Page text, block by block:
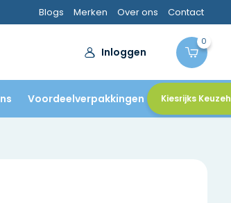
Blogs Merken Over ons Contact
Inloggen
0
Voordeelverpakkingen Kiesrijks